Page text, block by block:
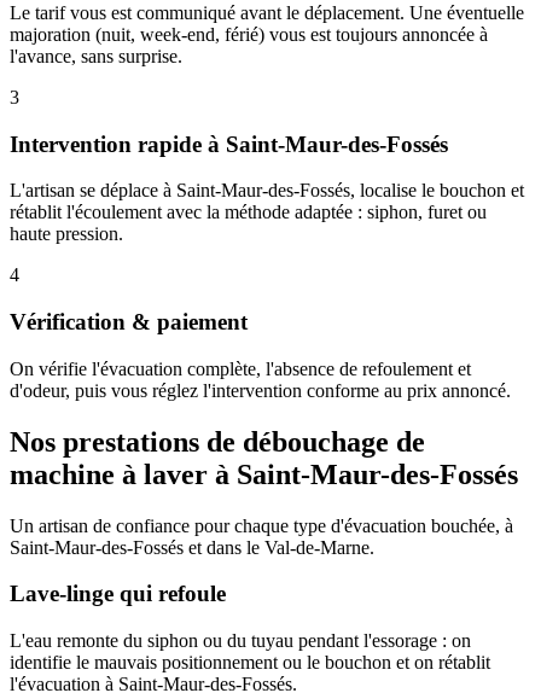
Le tarif vous est communiqué avant le déplacement. Une éventuelle
majoration (nuit, week-end, férié) vous est toujours annoncée à
l'avance, sans surprise.
3
Intervention rapide à Saint-Maur-des-Fossés
L'artisan se déplace à Saint-Maur-des-Fossés, localise le bouchon et
rétablit l'écoulement avec la méthode adaptée : siphon, furet ou
haute pression.
4
Vérification & paiement
On vérifie l'évacuation complète, l'absence de refoulement et
d'odeur, puis vous réglez l'intervention conforme au prix annoncé.
Nos prestations de débouchage de
machine à laver à Saint-Maur-des-Fossés
Un artisan de confiance pour chaque type d'évacuation bouchée, à
Saint-Maur-des-Fossés et dans le Val-de-Marne.
Lave-linge qui refoule
L'eau remonte du siphon ou du tuyau pendant l'essorage : on
identifie le mauvais positionnement ou le bouchon et on rétablit
l'évacuation à Saint-Maur-des-Fossés.